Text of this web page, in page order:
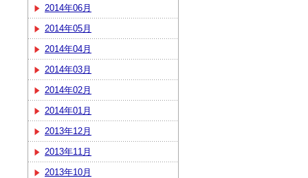
2014年06月
2014年05月
2014年04月
2014年03月
2014年02月
2014年01月
2013年12月
2013年11月
2013年10月